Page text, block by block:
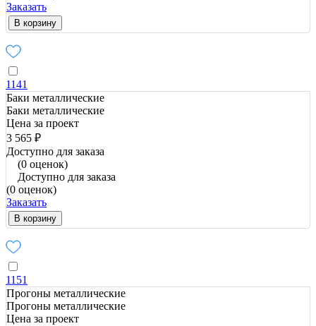
Заказать
В корзину
1141
Баки металлические
Баки металлические
Цена за проект
3 565 ₽
Доступно для заказа
(0 оценок)
Доступно для заказа
(0 оценок)
Заказать
В корзину
1151
Прогоны металлические
Прогоны металлические
Цена за проект